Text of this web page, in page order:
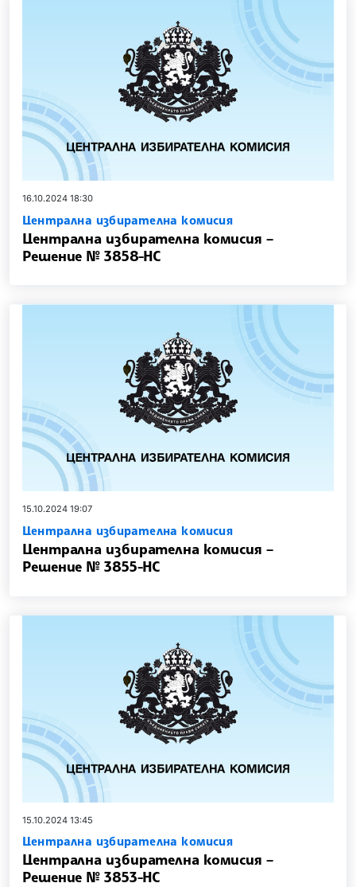
16.10.2024 18:30
Централна избирателна комисия
Централна избирателна комисия –
Решение № 3858-НС
15.10.2024 19:07
Централна избирателна комисия
Централна избирателна комисия –
Решение № 3855-НС
15.10.2024 13:45
Централна избирателна комисия
Централна избирателна комисия –
Решение № 3853-НС